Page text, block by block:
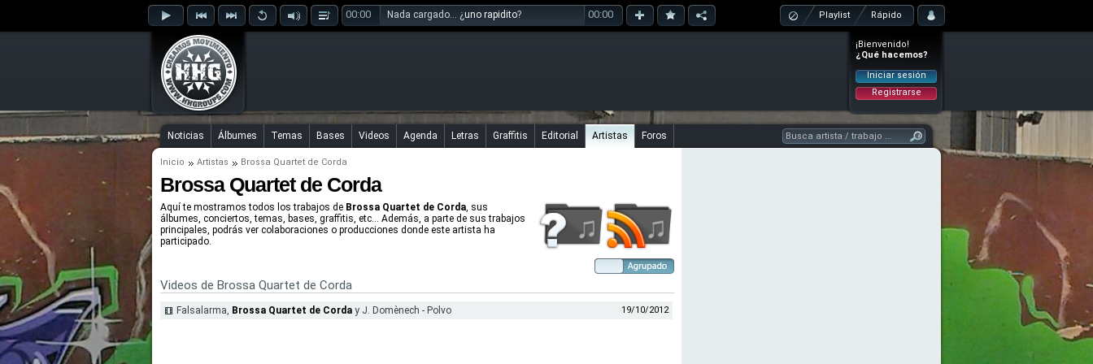
00:00 Nada cargado... ¿uno rapidito? 00:00 Playlist Rápido
¡Bienvenido!
¿Qué hacemos?
Iniciar sesión
Registrarse
Noticias Álbumes Temas Bases Videos Agenda Letras Graffitis Editorial Artistas Foros
Inicio Artistas Brossa Quartet de Corda
Brossa Quartet de Corda
Aquí te mostramos todos los trabajos de Brossa Quartet de Corda, sus
álbumes, conciertos, temas, bases, graffitis, etc... Además, a parte de sus trabajos
principales, podrás ver colaboraciones o producciones donde este artista ha
participado.
Videos de Brossa Quartet de Corda
Falsalarma, Brossa Quartet de Corda y J. Domènech - Polvo 19/10/2012